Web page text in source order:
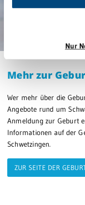
Nur
Mehr zur
Wer mehr über die
Angebote rund um
Anmeldung zur Geburt
Informationen auf der
Schwetzingen.
ZUR SEITE DER